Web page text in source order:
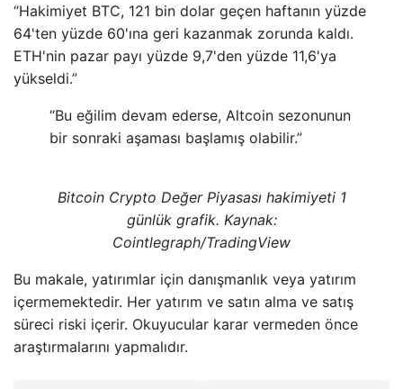
“Hakimiyet BTC, 121 bin dolar geçen haftanın yüzde
64'ten yüzde 60'ına geri kazanmak zorunda kaldı.
ETH'nin pazar payı yüzde 9,7'den yüzde 11,6'ya
yükseldi.”
“Bu eğilim devam ederse, Altcoin sezonunun
bir sonraki aşaması başlamış olabilir.”
Bitcoin Crypto Değer Piyasası hakimiyeti 1
günlük grafik. Kaynak:
Cointlegraph/TradingView
Bu makale, yatırımlar için danışmanlık veya yatırım
içermemektedir. Her yatırım ve satın alma ve satış
süreci riski içerir. Okuyucular karar vermeden önce
araştırmalarını yapmalıdır.